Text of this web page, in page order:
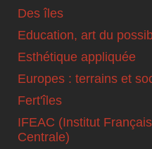
Des îles
Education, art du
Esthétique appliquée
Europes : terrains et
Fert'îles
IFEAC (Institut
Centrale)